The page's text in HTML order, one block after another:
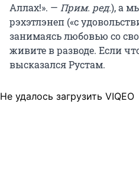
Аллах!». — Прим. ред.), а
рэхэтлэнеп («с
занимаясь любовью со
живите в разводе. Если
высказался Рустам.
Не удалось загрузить VIQEO